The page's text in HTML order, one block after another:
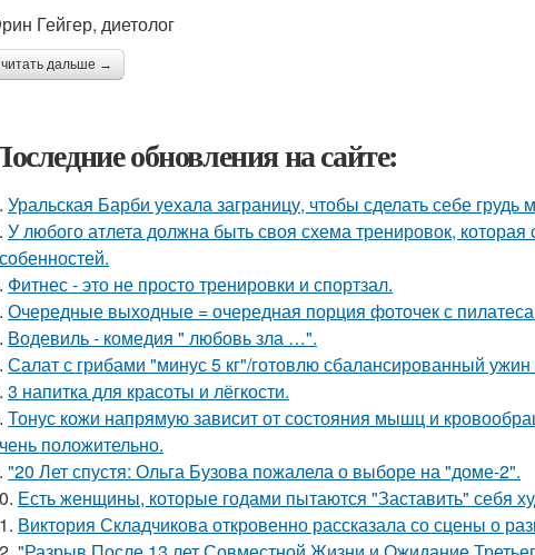
Гейгер, диетолог​
читать дальше →
обновления на сайте:
Уральская Барби уехала заграницу, чтобы сделать себе грудь
У любого атлета должна быть своя схема тренировок,
Фитнес - это не просто тренировки и спортзал.
Очередные выходные = очередная порция фоточек с
Водевиль - комедия " любовь зла …".
Салат с грибами "минус 5 кг"/готовлю сбалансированный ужин
3 напитка для красоты и лёгкости.
Тонус кожи напрямую зависит от состояния мышц и
положительно.
"20 Лет спустя: Ольга Бузова пожалела о выборе на "доме-2".
Есть женщины, которые годами пытаются "Заставить" себя
Виктория Складчикова откровенно рассказала со сцены о